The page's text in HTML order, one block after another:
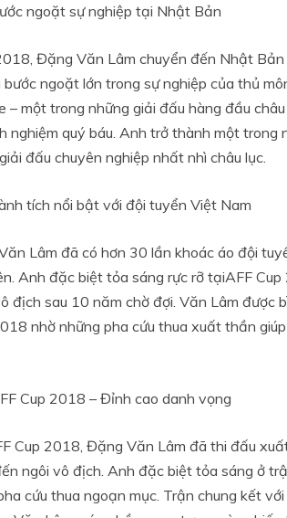
ngoặt sự nghiệp tại Nhật Bản
Đặng Văn Lâm chuyển đến Nhật
bước ngoặt lớn trong sự nghiệp của thủ
– một trong những giải đấu hàng đầu
nghiệm quý báu. Anh trở thành một trong
đấu chuyên nghiệp nhất nhì châu lục.
tích nổi bật với đội tuyển Việt Nam
Lâm đã có hơn 30 lần khoác áo đội
Anh đặc biệt tỏa sáng rực rỡ tạiAFF
địch sau 10 năm chờ đợi. Văn Lâm được
nhờ những pha cứu thua xuất thần
Cup 2018 – Đỉnh cao danh vọng
Cup 2018, Đặng Văn Lâm đã thi đấu
ngôi vô địch. Anh đặc biệt tỏa sáng ở
cứu thua ngoạn mục. Trận chung kết